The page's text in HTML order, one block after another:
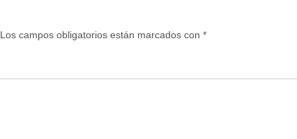
Los campos obligatorios están marcados con *